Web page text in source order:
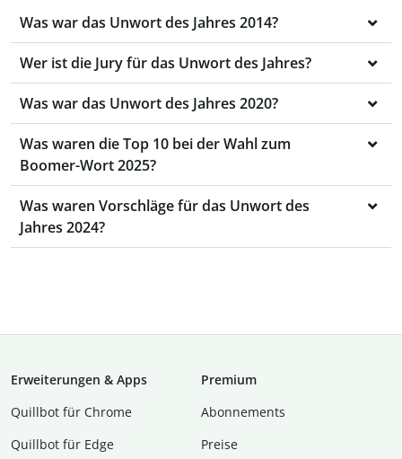
Was war das Unwort des Jahres 2014?
Wer ist die Jury für das Unwort des Jahres?
Was war das Unwort des Jahres 2020?
Was waren die Top 10 bei der Wahl zum
Boomer-Wort 2025?
Was waren Vorschläge für das Unwort des
Jahres 2024?
Erweiterungen & Apps
Quillbot für Chrome
Quillbot für Edge
Premium
Abon­ne­ments
Preise